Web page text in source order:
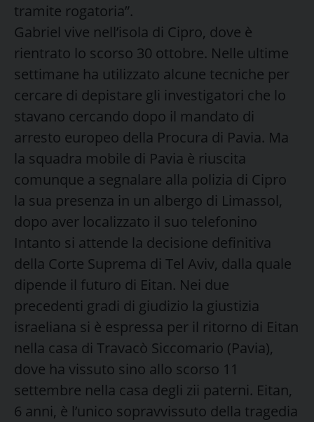
tramite rogatoria”.
Gabriel vive nell’isola di Cipro, dove è
rientrato lo scorso 30 ottobre. Nelle ultime
settimane ha utilizzato alcune tecniche per
cercare di depistare gli investigatori che lo
stavano cercando dopo il mandato di
arresto europeo della Procura di Pavia. Ma
la squadra mobile di Pavia è riuscita
comunque a segnalare alla polizia di Cipro
la sua presenza in un albergo di Limassol,
dopo aver localizzato il suo telefonino
Intanto si attende la decisione definitiva
della Corte Suprema di Tel Aviv, dalla quale
dipende il futuro di Eitan. Nei due
precedenti gradi di giudizio la giustizia
israeliana si è espressa per il ritorno di Eitan
nella casa di Travacò Siccomario (Pavia),
dove ha vissuto sino allo scorso 11
settembre nella casa degli zii paterni. Eitan,
6 anni, è l’unico sopravvissuto della tragedia